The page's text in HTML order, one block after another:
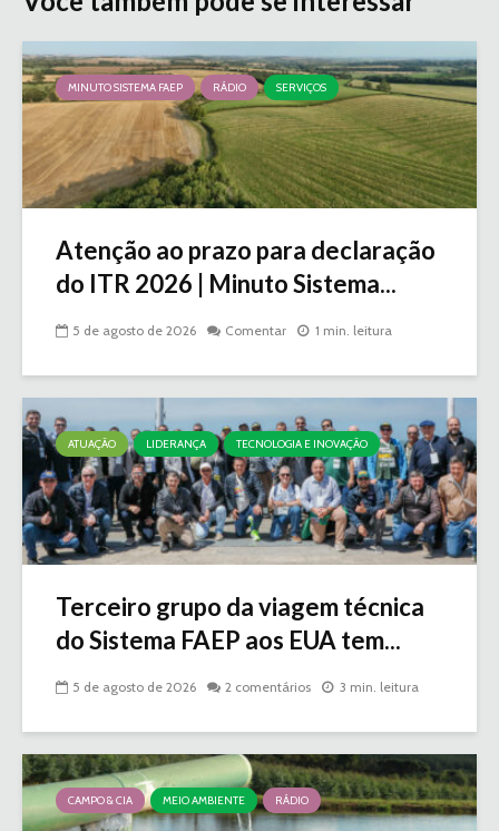
MINUTO SISTEMA FAEP RÁDIO SERVIÇOS
Atenção ao prazo para declaração
do ITR 2026 | Minuto Sistema...
5 de agosto de 2026 Comentar 1 min. leitura
ATUAÇÃO LIDERANÇA TECNOLOGIA E INOVAÇÃO
Terceiro grupo da viagem técnica
do Sistema FAEP aos EUA tem...
5 de agosto de 2026 2 comentários 3 min. leitura
CAMPO & CIA MEIO AMBIENTE RÁDIO